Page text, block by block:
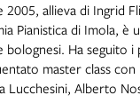
2005, allieva di Ingrid
Pianistica di Imola, è
Ha seguito i
master class
Lucchesini, Alberto